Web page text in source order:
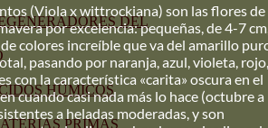
DEL
HÚMICOS
PRIMAS
(Viola x wittrockiana) son las flores de
por excelencia: pequeñas, de 4-7
colores increíble que va del amarillo
pasando por naranja, azul, violeta, rojo,
con la característica «carita» oscura en el
cuando casi nada más lo hace (octubre a
a heladas moderadas, y son